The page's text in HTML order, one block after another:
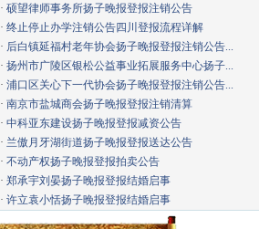
· 硕望律师事务所扬子晚报登报注销公告
· 终止停止办学注销公告四川登报流程详解
· 后白镇延福村老年协会扬子晚报登报注销公告...
· 扬州市广陵区银松公益事业拓展服务中心扬子...
· 浦口区关心下一代协会扬子晚报登报注销公告...
· 南京市盐城商会扬子晚报登报注销清算
· 中科亚东建设扬子晚报登报减资公告
· 兰傲月牙湖街道扬子晚报登报送达公告
· 不动产权扬子晚报登报拍卖公告
· 郑承宇刘晏扬子晚报登报结婚启事
· 许立袁小恬扬子晚报登报结婚启事